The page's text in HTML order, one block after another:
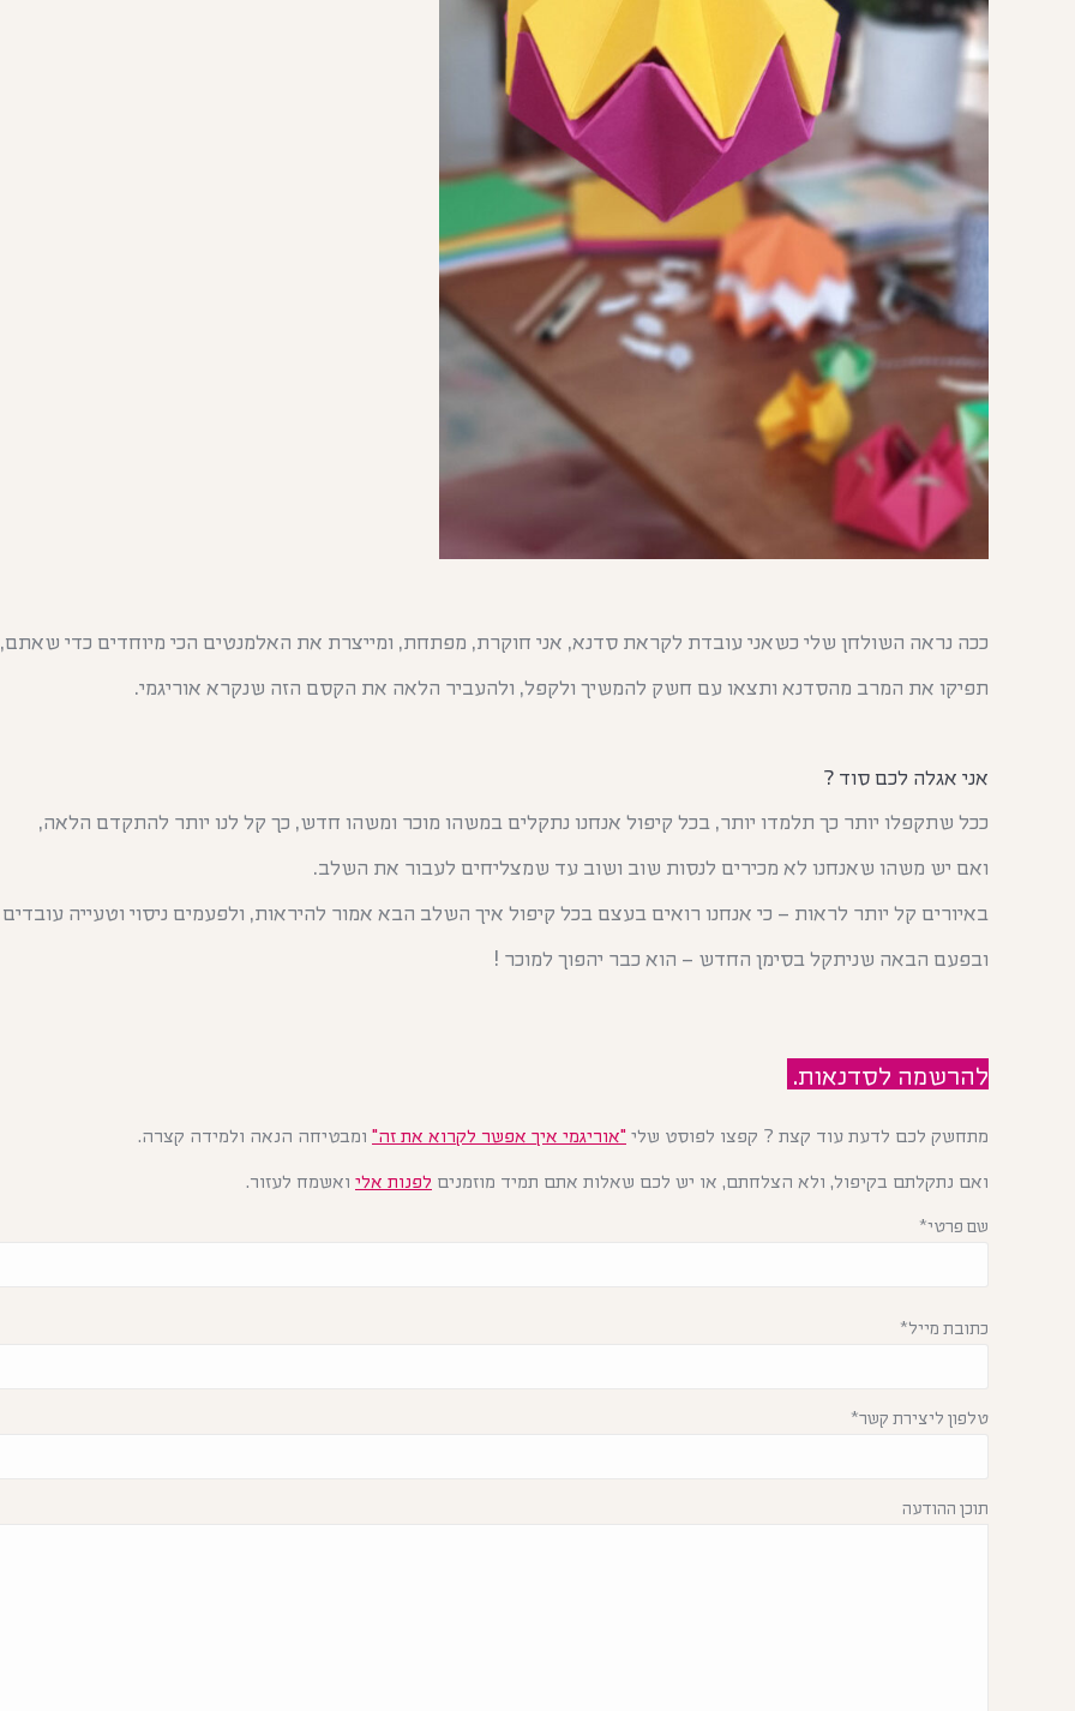
ככה נראה השולחן שלי כשאני עובדת לקראת סדנא, אני חוקרת, מפתחת, ומייצרת את האלמנטים הכי מיוחדים כדי שאתם,
תפיקו את המרב מהסדנא ותצאו עם חשק להמשיך ולקפל, ולהעביר הלאה את הקסם הזה שנקרא אוריגמי.
אני אגלה לכם סוד ?
ככל שתקפלו יותר כך תלמדו יותר, בכל קיפול אנחנו נתקלים במשהו מוכר ומשהו חדש, כך קל לנו יותר להתקדם הלאה,
ואם יש משהו שאנחנו לא מכירים לנסות שוב ושוב עד שמצליחים לעבור את השלב.
באיורים קל יותר לראות – כי אנחנו רואים בעצם בכל קיפול איך השלב הבא אמור להיראות, ולפעמים ניסוי וטעייה
ובפעם הבאה שניתקל בסימן החדש – הוא כבר יהפוך למוכר !
להרשמה לסדנאות.
מתחשק לכם לדעת עוד קצת ? קפצו לפוסט שלי "אוריגמי איך אפשר לקרוא את זה" ומבטיחה הנאה ולמידה קצרה.
ואם נתקלתם בקיפול, ולא הצלחתם, או יש לכם שאלות אתם תמיד מוזמנים לפנות אלי ואשמח לעזור.
שם פרטי*
כתובת מייל*
טלפון ליצירת קשר*
תוכן ההודעה